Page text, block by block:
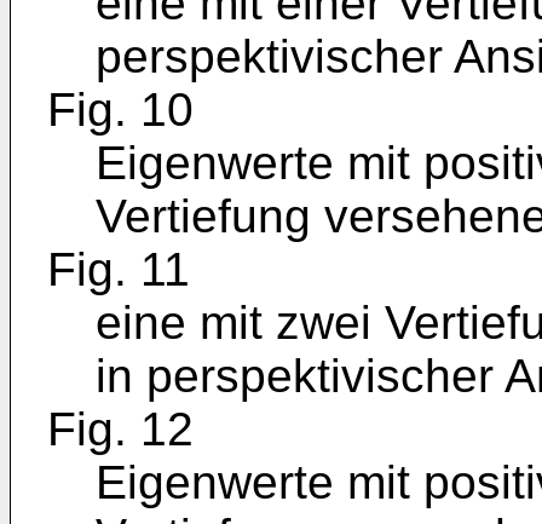
perspektivischer
Fig. 10
Eigenwerte mit
Vertiefung
Fig. 11
eine mit zwei
in perspektivischer
Fig. 12
Eigenwerte mit